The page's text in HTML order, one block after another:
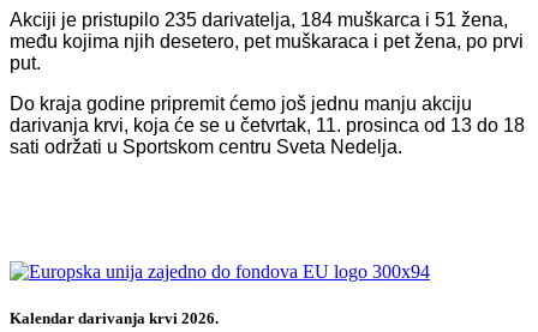
Akciji je pristupilo 235 darivatelja, 184 muškarca i 51 žena,
među kojima njih desetero, pet muškaraca i pet žena, po prvi
put.
Do kraja godine pripremit ćemo još jednu manju akciju
darivanja krvi, koja će se u četvrtak, 11. prosinca od 13 do 18
sati održati u Sportskom centru Sveta Nedelja.
Kalendar darivanja krvi 2026.